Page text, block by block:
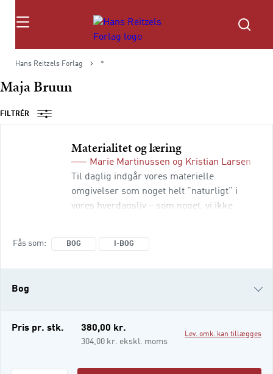
Søg
Hans Reitzels Forlag *
Maja Bruun
FILTRÉR
Materialitet og læring
Marie Martinussen og Kristian Larsen
Til daglig indgår vores materielle
omgivelser som noget helt ”naturligt” i
vores hverdagsliv – som noget, vi ikke
Fås som BOG I-BOG
Bog
i-bog
Pris pr. stk. 380,00 kr.
304,00 kr. ekskl. moms
Lev. omk. kan tillægges